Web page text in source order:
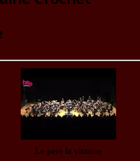
Le père la victoire